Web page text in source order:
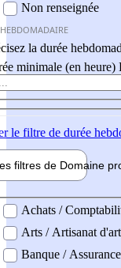
Non renseignée
la durée
minimale (en heure)
le filtre de durée
filtres de Domaine
professionel
Achats /
Arts / Artisanat d'art
Banque / Assurance